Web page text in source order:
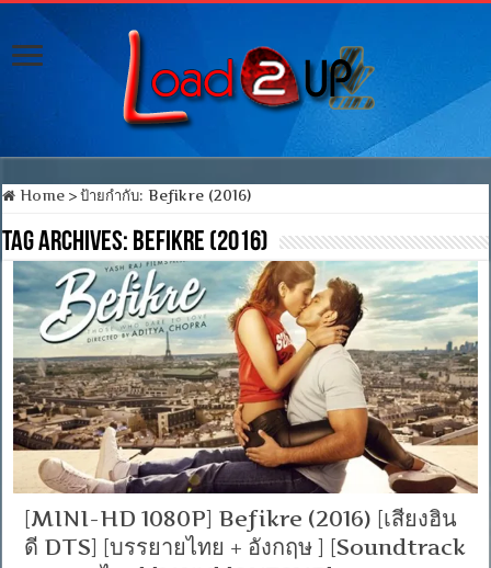
Home > ป้ายกำกับ:Befikre (2016)
Tag Archives: Befikre (2016)
[MINI-HD 1080P] Befikre (2016) [เสียงฮิน
ดี DTS] [บรรยายไทย + อังกฤษ ] [Soundtrack